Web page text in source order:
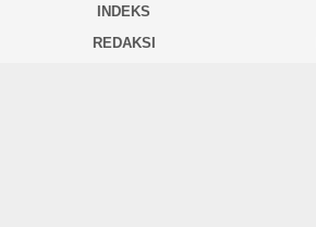
INDEKS
REDAKSI